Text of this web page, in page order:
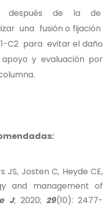
después de la de
una fusión o fijación
C2 para evitar el daño
y evaluación por
JS, Josten C, Heyde CE,
and management of
J; 2020; 29(10): 2477-